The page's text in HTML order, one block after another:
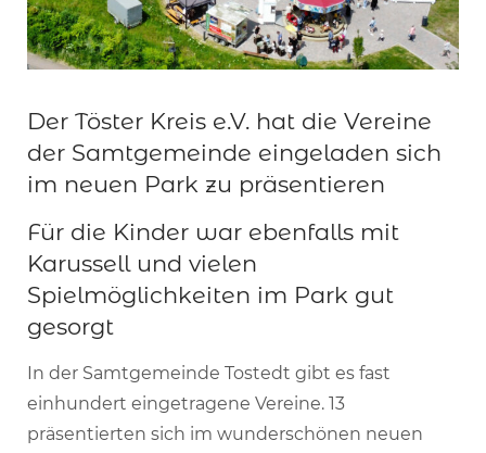
Der Töster Kreis e.V. hat die Vereine
der Samtgemeinde eingeladen sich
im neuen Park zu präsentieren
Für die Kinder war ebenfalls mit
Karussell und vielen
Spielmöglichkeiten im Park gut
gesorgt
In der Samtgemeinde Tostedt gibt es fast
einhundert eingetragene Vereine. 13
präsentierten sich im wunderschönen neuen